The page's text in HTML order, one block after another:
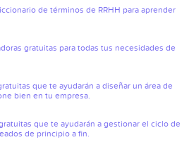
de términos de RRHH para aprender
gratuitas para todas tus necesidades de
que te ayudarán a diseñar un área de
bien en tu empresa.
que te ayudarán a gestionar el ciclo de
de principio a fin.